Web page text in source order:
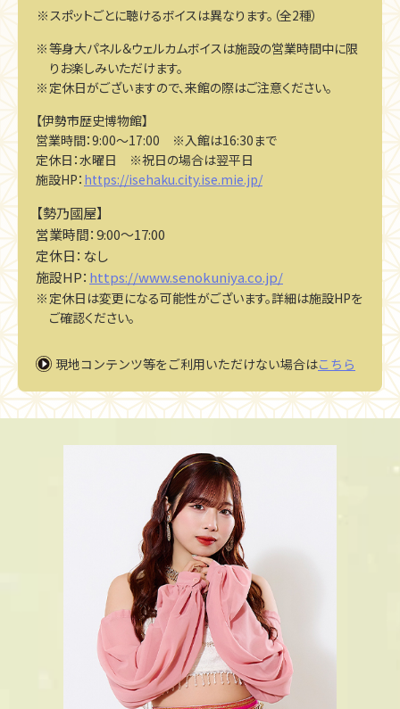
スポットごとに聴けるボイスは異なります。（全2種）
等身大パネル＆ウェルカムボイスは施設の営業時間中に限
りお楽しみいただけます。
定休日がございますので、来館の際はご注意ください。
【伊勢市歴史博物館】
営業時間：9:00～17:00 ※入館は16:30まで
定休日：水曜日 ※祝日の場合は翌平日
施設HP： https://isehaku.city.ise.mie.jp/
【勢乃國屋】
営業時間：9:00～17:00
定休日：なし
施設HP： https://www.senokuniya.co.jp/
定休日は変更になる可能性がございます。詳細は施設HPを
ご確認ください。
現地コンテンツ等をご利用いただけない場合はこちら